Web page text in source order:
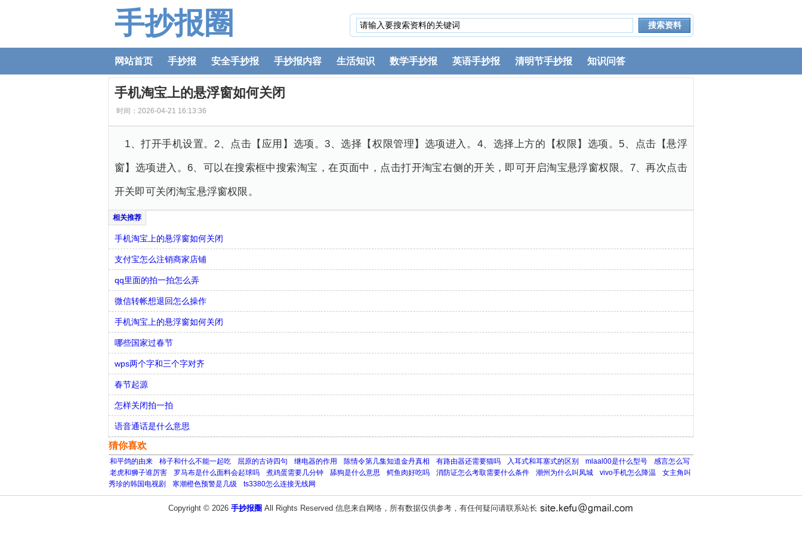
手抄报圈
网站首页 手抄报 安全手抄报 手抄报内容 生活知识 数学手抄报 英语手抄报 清明节手抄报 知识问答
手机淘宝上的悬浮窗如何关闭
时间：2026-04-21 16:13:36
1、打开手机设置。2、点击【应用】选项。3、选择【权限管理】选项进入。4、选择上方的【权限】选项。5、点击【悬浮
窗】选项进入。6、可以在搜索框中搜索淘宝，在页面中，点击打开淘宝右侧的开关，即可开启淘宝悬浮窗权限。7、再次点击
开关即可关闭淘宝悬浮窗权限。
手机淘宝上的悬浮窗如何关闭
支付宝怎么注销商家店铺
qq里面的拍一拍怎么弄
微信转帐想退回怎么操作
手机淘宝上的悬浮窗如何关闭
哪些国家过春节
wps两个字和三个字对齐
春节起源
怎样关闭拍一拍
语音通话是什么意思
猜你喜欢
和平鸽的由来 柿子和什么不能一起吃 屈原的古诗四句 继电器的作用 陈情令第几集知道金丹真相 有路由器还需要猫吗 入耳式和耳塞式的区别 mlaal00是什么型号
感言怎么写
老虎和狮子谁厉害
罗马布是什么面料会起球吗 煮鸡蛋需要几分钟 舔狗是什么意思 鳄鱼肉好吃吗 消防证怎么考取需要什么条件 潮州为什么叫凤城 vivo手机怎么降温
女主角叫
秀珍的韩国电视剧
寒潮橙色预警是几级 ts3380怎么连接无线网
Copyright © 2026 手抄报圈 All Rights Reserved 信息来自网络，所有数据仅供参考，有任何疑问请联系站长